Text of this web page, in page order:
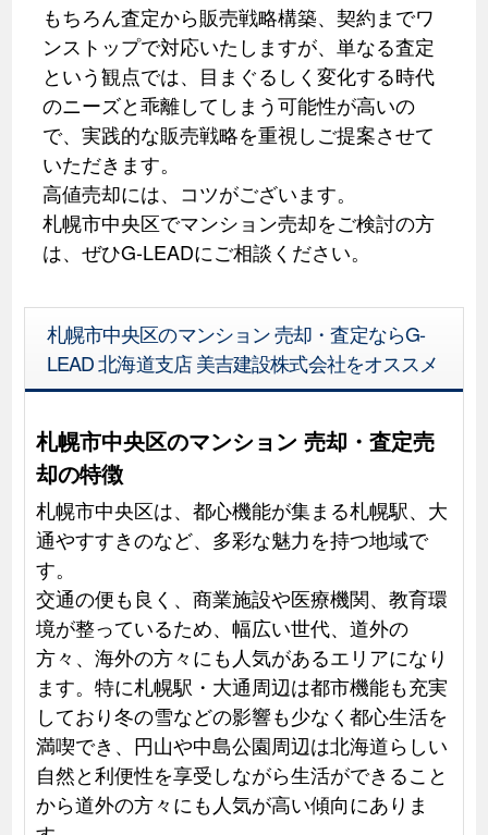
もちろん査定から販売戦略構築、契約までワ
ンストップで対応いたしますが、単なる査定
という観点では、目まぐるしく変化する時代
のニーズと乖離してしまう可能性が高いの
で、実践的な販売戦略を重視しご提案させて
いただきます。
高値売却には、コツがございます。
札幌市中央区でマンション売却をご検討の方
は、ぜひG-LEADにご相談ください。
札幌市中央区のマンション 売却・査定ならG-
LEAD 北海道支店 美吉建設株式会社をオススメ
札幌市中央区のマンション 売却・査定売
却の特徴
札幌市中央区は、都心機能が集まる札幌駅、大
通やすすきのなど、多彩な魅力を持つ地域で
す。
交通の便も良く、商業施設や医療機関、教育環
境が整っているため、幅広い世代、道外の
方々、海外の方々にも人気があるエリアになり
ます。特に札幌駅・大通周辺は都市機能も充実
しており冬の雪などの影響も少なく都心生活を
満喫でき、円山や中島公園周辺は北海道らしい
自然と利便性を享受しながら生活ができること
から道外の方々にも人気が高い傾向にありま